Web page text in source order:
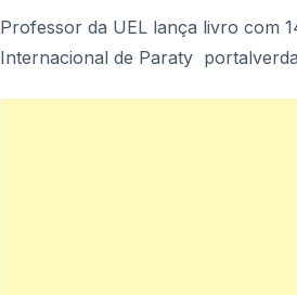
Professor da UEL lança livro com
Internacional de Paraty